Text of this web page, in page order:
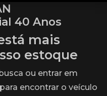
40 Anos
mais
estoque
ou entrar em
encontrar o veículo